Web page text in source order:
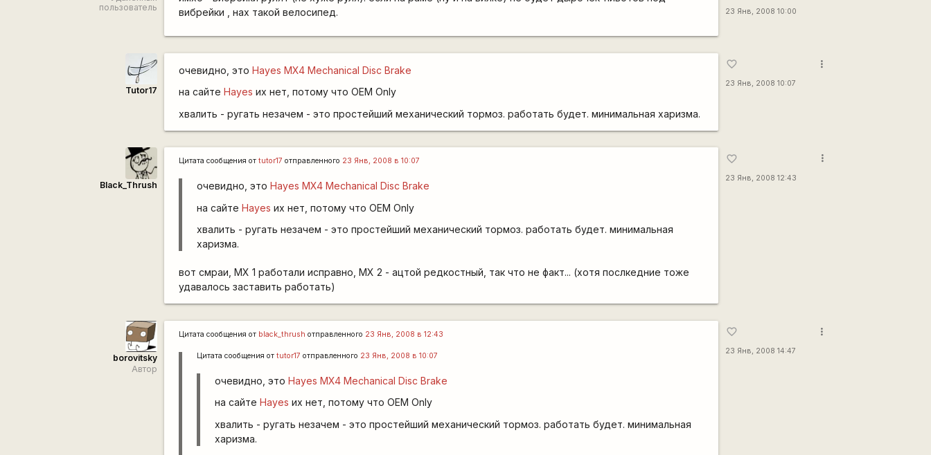
пользователь
вибрейки , нах такой велосипед.
23 Янв, 2008 10:00
Tutor17
очевидно, этоHayes MX4 Mechanical Disc Brake
на сайтеHayes их нет, потому что OEM Only
хвалить - ругать незачем - это простейший механический тормоз. работать будет. минимальная харизма.
favorite_border
23 Янв, 2008 10:07
more_vert
Black_Thrush
Цитата сообщения отtutor17 отправленного 23 Янв, 2008 в 10:07
очевидно, этоHayes MX4 Mechanical Disc Brake
на сайтеHayes их нет, потому что OEM Only
хвалить - ругать незачем - это простейший механический тормоз. работать будет. минимальная
харизма.
вот смраи, MX 1 работали исправно, MX 2 - ацтой редкостный, так что не факт... (хотя послкедние тоже
удавалось заставить работать)
favorite_border
23 Янв, 2008 12:43
more_vert
borovitsky
Автор
Цитата сообщения от black_thrush отправленного 23 Янв, 2008 в 12:43
Цитата сообщения отtutor17 отправленного 23 Янв, 2008 в 10:07
очевидно, этоHayes MX4 Mechanical Disc Brake
на сайтеHayes их нет, потому что OEM Only
хвалить - ругать незачем - это простейший механический тормоз. работать будет. минимальная
харизма.
favorite_border
23 Янв, 2008 14:47
more_vert